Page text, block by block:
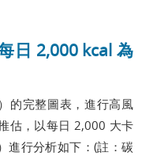
日 2,000 kcal 為
的完整圖表，進行高風
估，以每日 2,000 大卡
進行分析如下：(註：碳